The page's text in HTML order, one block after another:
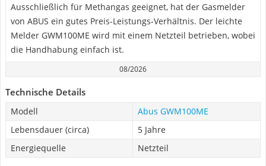
Ausschließlich für Methangas geeignet, hat der Gasmelder
von ABUS ein gutes Preis-Leistungs-Verhältnis. Der leichte
Melder GWM100ME wird mit einem Netzteil betrieben, wobei
die Handhabung einfach ist.
08/2026
Technische Details
Modell
Abus GWM100ME
Lebensdauer (circa)
5 Jahre
Energiequelle
Netzteil